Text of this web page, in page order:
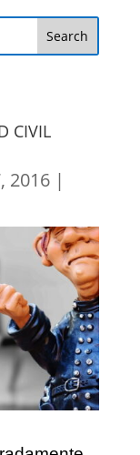
CIVIL
2016|